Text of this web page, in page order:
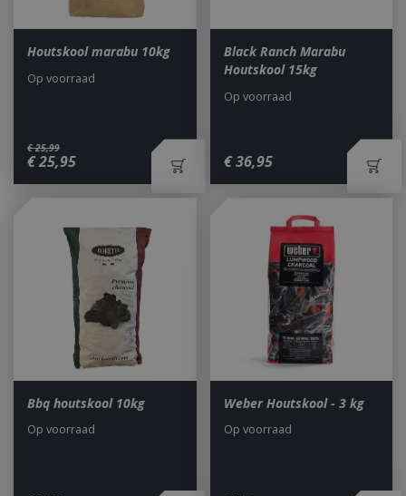
Houtskool marabu 10kg
€ 25,99
€25,95
Op voorraad
Black Ranch Marabu
Houtskool 15kg
€ 36,95
Op voorraad
Bbq houtskool 10kg
Op voorraad
Weber Houtskool - 3 kg
Op voorraad